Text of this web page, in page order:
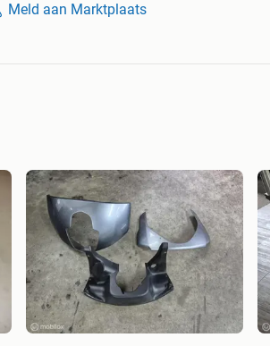
Meld aan Marktplaats